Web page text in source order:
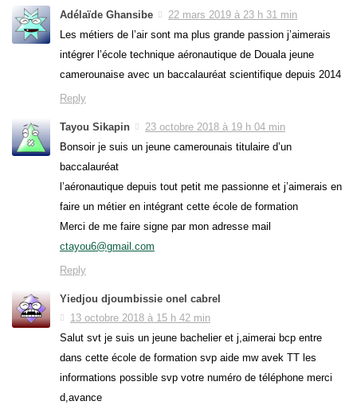
Adélaïde Ghansibe
22 mars 2019 à 23 h 31 min
Les métiers de l’air sont ma plus grande passion j’aimerais
intégrer l’école technique aéronautique de Douala jeune
camerounaise avec un baccalauréat scientifique depuis 2014
Reply
Tayou Sikapin
23 octobre 2018 à 19 h 04 min
Bonsoir je suis un jeune camerounais titulaire d’un
baccalauréat
l’aéronautique depuis tout petit me passionne et j’aimerais en
faire un métier en intégrant cette école de formation
Merci de me faire signe par mon adresse mail
ctayou6@gmail.com
Reply
Yiedjou djoumbissie onel cabrel
13 octobre 2018 à 15 h 42 min
Salut svt je suis un jeune bachelier et j,aimerai bcp entre
dans cette école de formation svp aide mw avek TT les
informations possible svp votre numéro de téléphone merci
d,avance